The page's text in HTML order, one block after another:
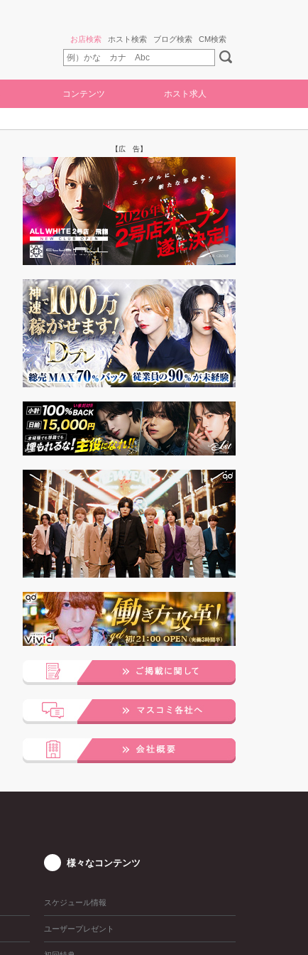
お店検索 ホスト検索 ブログ検索 CM検索
コンテンツ ホスト求人
【広 告】
様々なコンテンツ
スケジュール情報
ユーザープレゼント